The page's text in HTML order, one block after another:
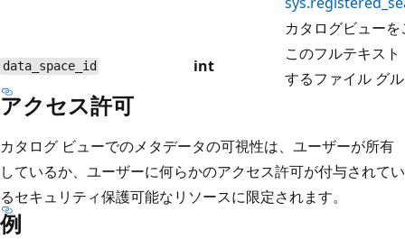
カタログビュー
data_space_id int
このフルテキス
するファイル グ
アクセス許可
カタログ ビューでのメタデータの可視性は、ユーザーが所有
しているか、ユーザーに何らかのアクセス許可が付与されてい
るセキュリティ保護可能なリソースに限定されます。
例